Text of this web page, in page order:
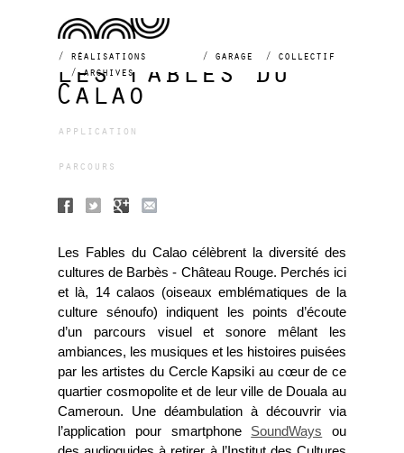
réalisations garage
collectif
archives
Les Fables du
Calao
application
parcours
Les Fables du Calao célèbrent la diversité des
cultures de Barbès - Château Rouge. Perchés ici
et là, 14 calaos (oiseaux emblématiques de la
culture sénoufo) indiquent les points d’écoute
d’un parcours visuel et sonore mêlant les
ambiances, les musiques et les histoires puisées
par les artistes du Cercle Kapsiki au cœur de ce
quartier cosmopolite et de leur ville de Douala au
Cameroun. Une déambulation à découvrir via
l’application pour smartphone SoundWays ou